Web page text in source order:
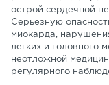
острой сердечной
Серьезную
миокарда,
легких и головного
неотложной
регулярного